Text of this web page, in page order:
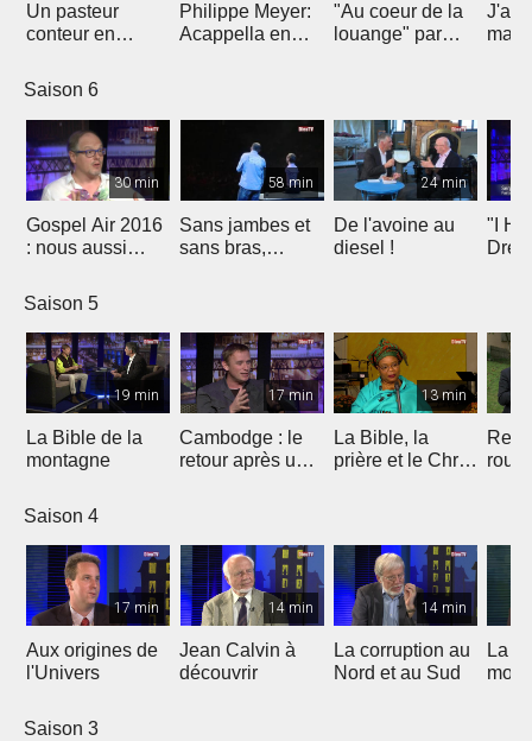
Un pasteur
conteur en
d'Eglise à
Fribourg
Philippe Meyer:
Acappella en
"Au coeur de la
louange" par
J'ai
mais
Saison 6
30 min
Gospel Air 2016
: nous aussi
58 min
Sans jambes et
sans bras,
24 min
De l'avoine au
diesel !
"I
Saison 5
19 min
La Bible de la
montagne
17 min
Cambodge : le
retour après un
13 min
La Bible, la
prière et le Christ
route
Saison 4
17 min
Aux origines de
l'Univers
14 min
Jean Calvin à
découvrir
14 min
La corruption au
Nord et au Sud
La
Saison 3